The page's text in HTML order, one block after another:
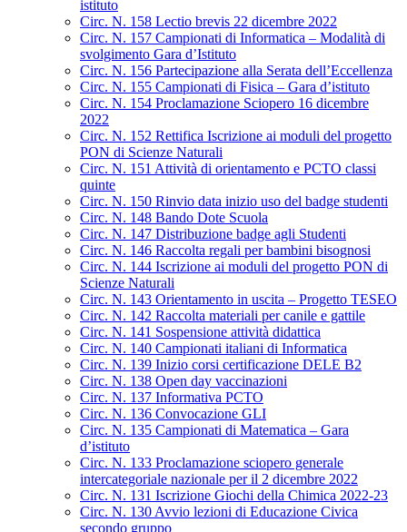
istituto
Circ. N. 158 Lectio brevis 22 dicembre 2022
Circ. N. 157 Campionati di Informatica – Modalità di
svolgimento Gara d’Istituto
Circ. N. 156 Partecipazione alla Serata dell’Eccellenza
Circ. N. 155 Campionati di Fisica – Gara d’istituto
Circ. N. 154 Proclamazione Sciopero 16 dicembre
2022
Circ. N. 152 Rettifica Iscrizione ai moduli del progetto
PON di Scienze Naturali
Circ. N. 151 Attività di orientamento e PCTO classi
quinte
Circ. N. 150 Rinvio data inizio uso del badge studenti
Circ. N. 148 Bando Dote Scuola
Circ. N. 147 Distribuzione badge agli Studenti
Circ. N. 146 Raccolta regali per bambini bisognosi
Circ. N. 144 Iscrizione ai moduli del progetto PON di
Scienze Naturali
Circ. N. 143 Orientamento in uscita – Progetto TESEO
Circ. N. 142 Raccolta materiali per canile e gattile
Circ. N. 141 Sospensione attività didattica
Circ. N. 140 Campionati italiani di Informatica
Circ. N. 139 Inizio corsi certificazione DELE B2
Circ. N. 138 Open day vaccinazioni
Circ. N. 137 Informativa PCTO
Circ. N. 136 Convocazione GLI
Circ. N. 135 Campionati di Matematica – Gara
d’istituto
Circ. N. 133 Proclamazione sciopero generale
intercategoriale nazionale per il 2 dicembre 2022
Circ. N. 131 Iscrizione Giochi della Chimica 2022-23
Circ. N. 130 Avvio lezioni di Educazione Civica
secondo gruppo